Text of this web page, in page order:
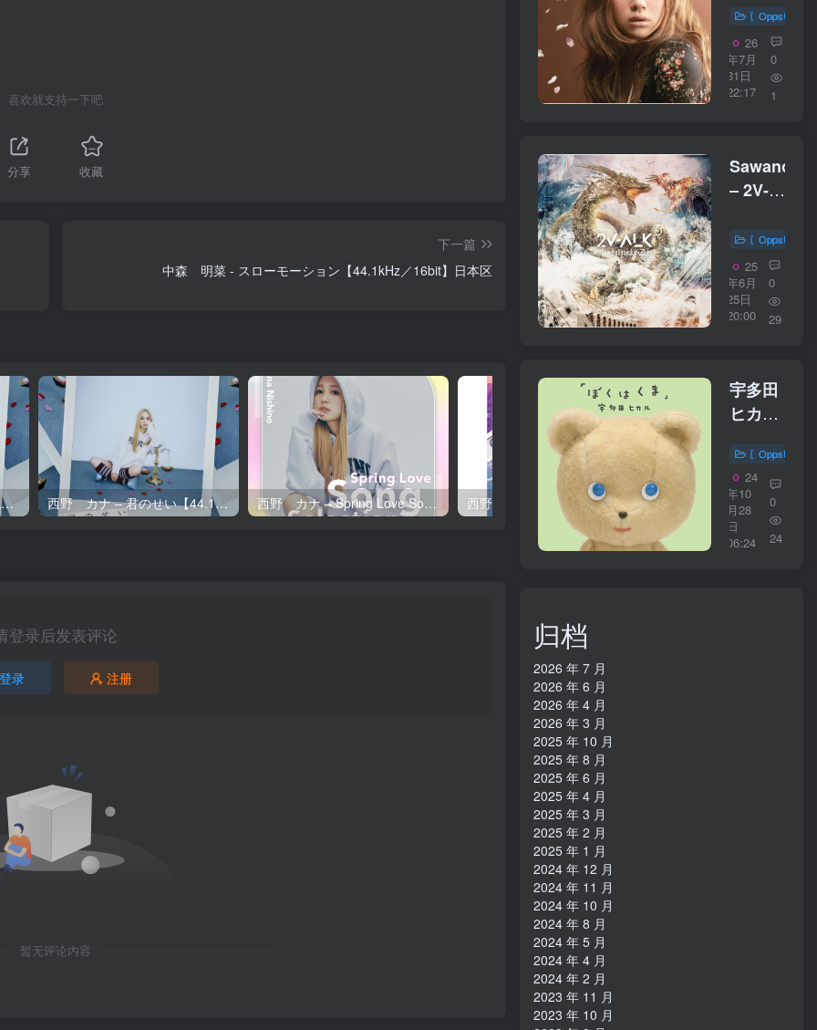
喜欢就支持一下吧
分享 收藏
下一篇
中森 明菜 - スローモーション【44.1kHz／16bit】日本区
西野 カナ – 君のせい【96kHz／24bit】日本区 西野 カナ – 君のせい【44.1kHz／16bit】日本区 西野 カナ – Spring Love Song Selection【44.1kHz／16bit】日本区 西野 カナ – Special Live ＂Christmas Magic＂【48kHz／24bit】日本区
登录后发表评论
登录 注册
暂无评论内容
と…
【44.1kHz
／
16bit】
日本区
〖OppsUplus
26
年7月
31日
22:17
0
1
– 2V-
／
16bit】
日本区
〖OppsUplus
25
年6月
25日
20:00
0
29
宇多田
ヒカル
はくま
【44.1kHz
／
16bit】
日本区
〖OppsUplus
24
年10
月28
日
06:24
0
24
归档
2026 年 7 月
2026 年 6 月
2026 年 4 月
2026 年 3 月
2025 年 10 月
2025 年 8 月
2025 年 6 月
2025 年 4 月
2025 年 3 月
2025 年 2 月
2025 年 1 月
2024 年 12 月
2024 年 11 月
2024 年 10 月
2024 年 8 月
2024 年 5 月
2024 年 4 月
2024 年 2 月
2023 年 11 月
2023 年 10 月